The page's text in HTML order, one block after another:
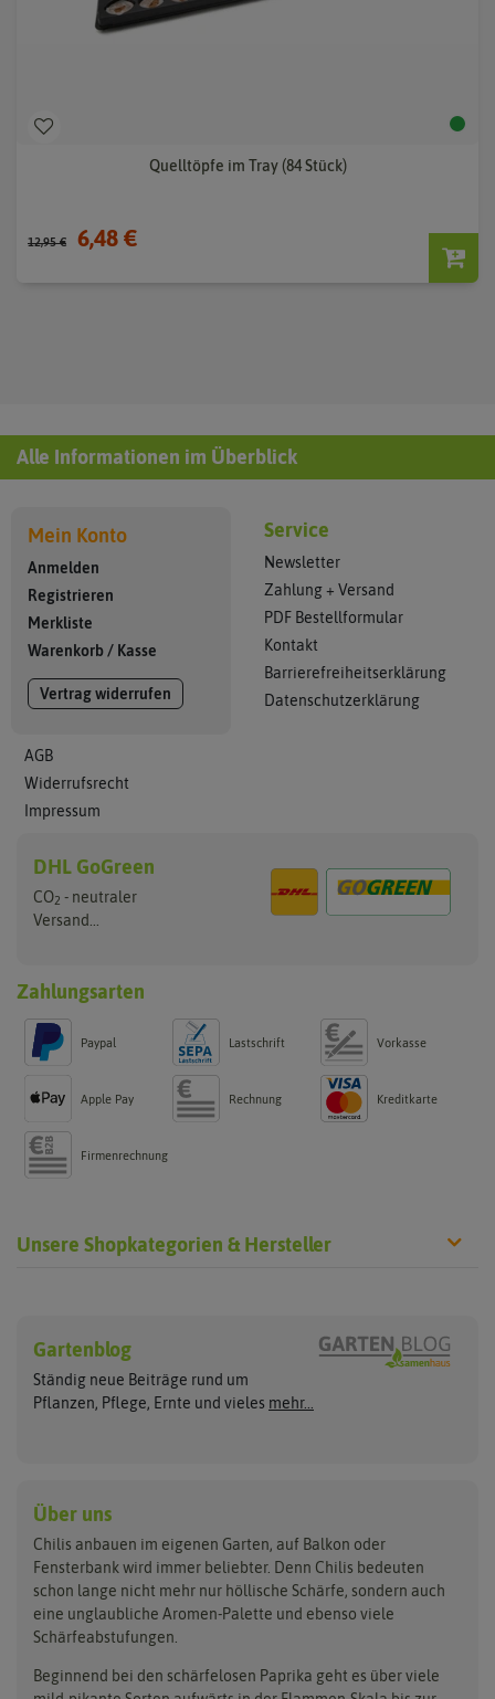
Quelltöpfe im Tray (84 Stück)
12,95 € 6,48 €
Alle Informationen im Überblick
Mein Konto
Anmelden
Registrieren
Merkliste
Warenkorb / Kasse
Vertrag widerrufen
AGB
Widerrufsrecht
Impressum
Service
Newsletter
Zahlung + Versand
PDF Bestellformular
Kontakt
Barrierefreiheitserklärung
Datenschutzerklärung
DHL GoGreen
CO2 - neutraler
Versand...
Zahlungsarten
Paypal Lastschrift Vorkasse
Apple Pay Rechnung Kreditkarte
Firmenrechnung
Unsere Shopkategorien & Hersteller
Wilde Sorten
Asiatische Sorten
Jalapenosamen
Habanerosamen
Asien Chilipflanzen
Habaneropflanzen
Jalapenopflanzen
Anzucht, Kultivierung
& Ernte
Pikieren
Arche Noah
ASB Greenworld
Buzzy Seeds
Carl Pabst
Clever Pots
COMPO
Culinaris - Saatgut für
De Bolster Bio-Samen
Gusta Garden
Hortitops
Jiffy
Ladbrooke Soil Blockers Saflax
Gartenblog
Ständig neue Beiträge rund um
Pflanzen, Pflege, Ernte und vieles mehr...
Über uns
Chilis anbauen im eigenen Garten, auf Balkon oder
Fensterbank wird immer beliebter. Denn Chilis bedeuten
schon lange nicht mehr nur höllische Schärfe, sondern auch
eine unglaubliche Aromen-Palette und ebenso viele
Schärfeabstufungen.
Beginnend bei den schärfelosen Paprika geht es über viele